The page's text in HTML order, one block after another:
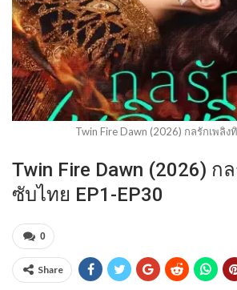
Twin Fire Dawn (2026) กลรักเพลิง
Twin Fire Dawn (2026) ก
ซับไทย EP1-EP30
0
Share